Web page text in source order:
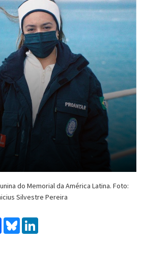
do Memorial da América Latina. Foto:
Silvestre Pereira
Facebook
Bluesky